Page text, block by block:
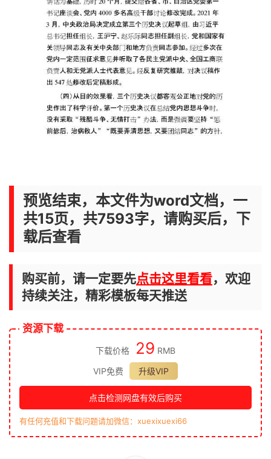
预览结束，本文件为word文档，一
共15页，共7593字，请购买后，下
载后查看
购买前，请一定要先点击这里看看，欢迎
持续关注，精彩模板每天推送
资源下载
下载价格 29 RMB
VIP免费
升级VIP
点击检测网盘有效后购买
有任何充值和下载问题请加微信：xuexixuexi66